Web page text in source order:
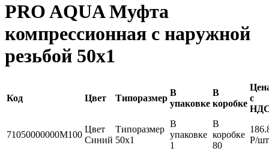
PRO AQUA Муфта
компрессионная с наружной
резьбой 50x1
Код Цвет Типоразмер
В
упаковке
В
коробке
с
71050000000M100
Цвет
Синий
Типоразмер
50x1
В
упаковке
1
В
коробке
80
Р/шт